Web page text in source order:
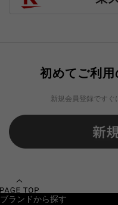
初めてご利
新規会員登録ですぐ
ブランドから探す